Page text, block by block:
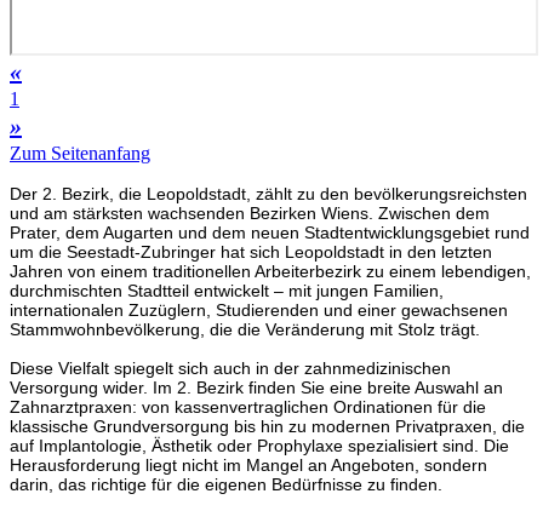
«
1
»
Zum Seitenanfang
Der 2. Bezirk, die Leopoldstadt, zählt zu den bevölkerungsreichsten
und am stärksten wachsenden Bezirken Wiens. Zwischen dem
Prater, dem Augarten und dem neuen Stadtentwicklungsgebiet rund
um die Seestadt-Zubringer hat sich Leopoldstadt in den letzten
Jahren von einem traditionellen Arbeiterbezirk zu einem lebendigen,
durchmischten Stadtteil entwickelt – mit jungen Familien,
internationalen Zuzüglern, Studierenden und einer gewachsenen
Stammwohnbevölkerung, die die Veränderung mit Stolz trägt.
Diese Vielfalt spiegelt sich auch in der zahnmedizinischen
Versorgung wider. Im 2. Bezirk finden Sie eine breite Auswahl an
Zahnarztpraxen: von kassenvertraglichen Ordinationen für die
klassische Grundversorgung bis hin zu modernen Privatpraxen, die
auf Implantologie, Ästhetik oder Prophylaxe spezialisiert sind. Die
Herausforderung liegt nicht im Mangel an Angeboten, sondern
darin, das richtige für die eigenen Bedürfnisse zu finden.